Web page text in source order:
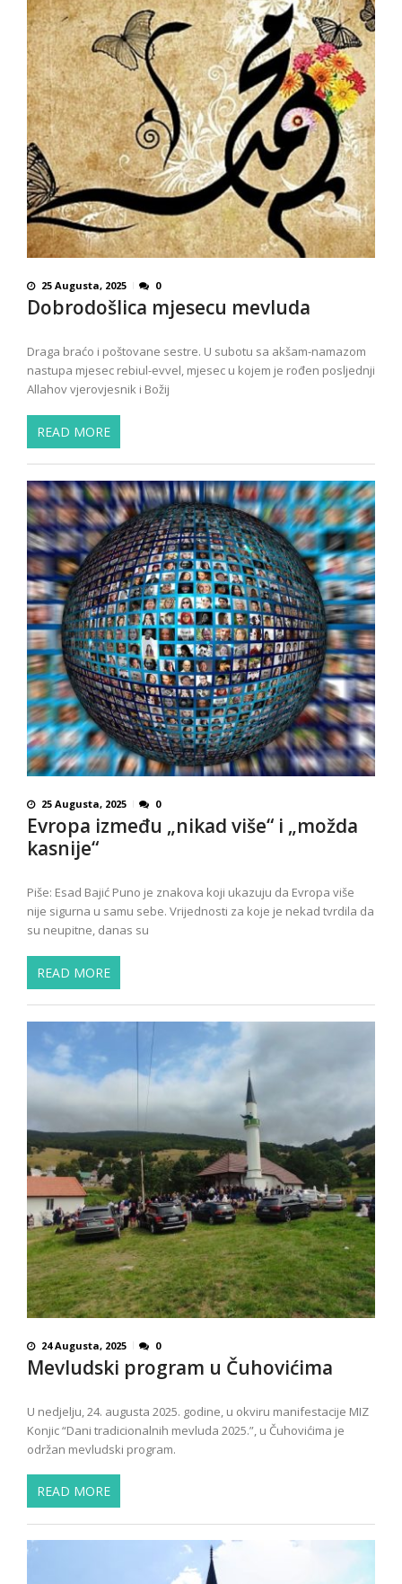
25 Augusta, 2025 0
Dobrodošlica mjesecu mevluda
Draga braćo i poštovane sestre. U subotu sa akšam-namazom
nastupa mjesec rebiul-evvel, mjesec u kojem je rođen posljednji
Allahov vjerovjesnik i Božij
READ MORE
25 Augusta, 2025 0
Evropa između „nikad više“ i „možda
kasnije“
Piše: Esad Bajić Puno je znakova koji ukazuju da Evropa više
nije sigurna u samu sebe. Vrijednosti za koje je nekad tvrdila da
su neupitne, danas su
READ MORE
24 Augusta, 2025 0
Mevludski program u Čuhovićima
U nedjelju, 24. augusta 2025. godine, u okviru manifestacije MIZ
Konjic “Dani tradicionalnih mevluda 2025.”, u Čuhovićima je
održan mevludski program.
READ MORE